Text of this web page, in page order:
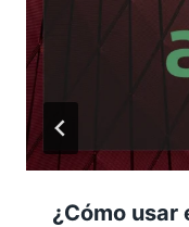
¿Cómo usar